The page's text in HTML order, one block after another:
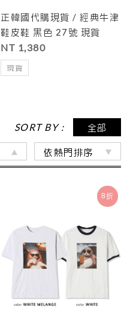
正韓國代購現貨 / 經典牛津
鞋皮鞋 黑色 27號 現貨
NT 1,380
現貨
SORT BY : 全部
依熱門排序
8折